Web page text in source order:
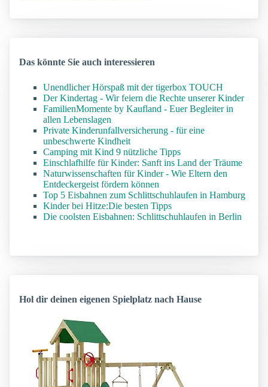
Das könnte Sie auch interessieren
Unendlicher Hörspaß mit der tigerbox TOUCH
Der Kindertag - Wir feiern die Rechte unserer Kinder
FamilienMomente by Kaufland - Euer Begleiter in
allen Lebenslagen
Private Kinderunfallversicherung - für eine
unbeschwerte Kindheit
Camping mit Kind 9 nützliche Tipps
Einschlafhilfe für Kinder: Sanft ins Land der Träume
Naturwissenschaften für Kinder - Wie Eltern den
Entdeckergeist fördern können
Top 5 Eisbahnen zum Schlittschuhlaufen in Hamburg
Kinder bei Hitze:Die besten Tipps
Die coolsten Eisbahnen: Schlittschuhlaufen in Berlin
Hol dir deinen eigenen Spielplatz nach Hause